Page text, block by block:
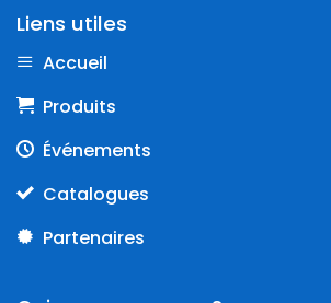
Liens utiles
Accueil
Produits
Événements
Catalogues
Partenaires